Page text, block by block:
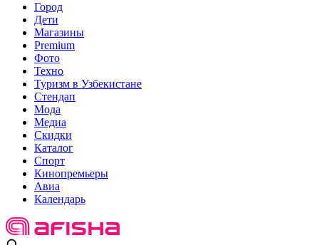
Город
Дети
Магазины
Premium
Фото
Техно
Туризм в Узбекистане
Стендап
Мода
Медиа
Скидки
Каталог
Спорт
Кинопремьеры
Авиа
Календарь